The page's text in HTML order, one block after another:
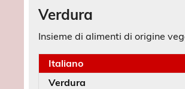
Verdura
Insieme di alimenti di origine
Italiano
Verdura